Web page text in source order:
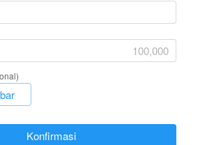
`Konfirmasi